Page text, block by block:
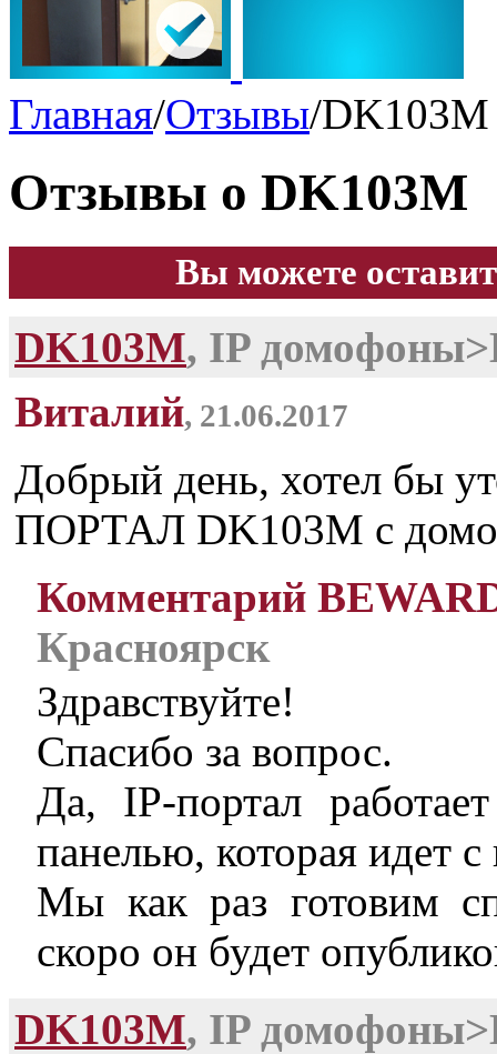
Главная/Отзывы/DK103M
Отзывы о DK103M
Вы можете
DK103M, IP
Виталий, 21.06.2017
Добрый день, хотел бы
ПОРТАЛ DK103M с
Комментарий
Красноярск
Здравствуйте!
Спасибо за вопрос.
Да, IP-портал
панелью, которая идет
Мы как раз готовим
скоро он будет
DK103M, IP